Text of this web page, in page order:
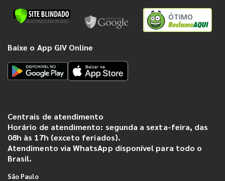
ÓTIMO
Baixe o App GIV Online
Centrais de atendimento
Horário de atendimento: segunda a sexta-feira, das
08h às 17h (exceto feriados).
Atendimento via WhatsApp disponível para todo o
Brasil.
São Paulo